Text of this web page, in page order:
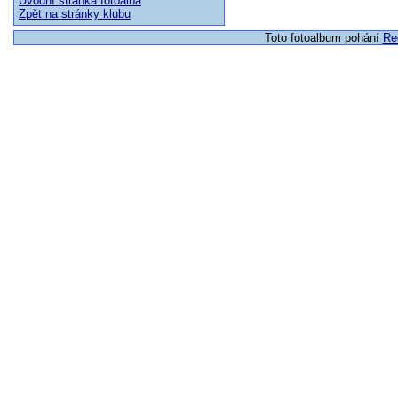
Zpět na stránky klubu
Toto fotoalbum pohání